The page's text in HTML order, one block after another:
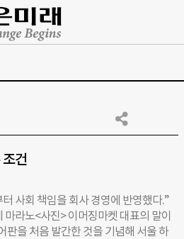
건
사회 책임을 회사 경영에 반영했다.”
라노<사진> 이머징마켓 대표의 말이
판을 처음 발간한 것을 기념해 서울 하